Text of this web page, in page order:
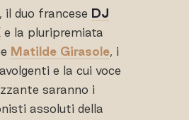
il duo francese DJ
e la pluripremiata
Matilde Girasole, i
e la cui voce
saranno i
assoluti della